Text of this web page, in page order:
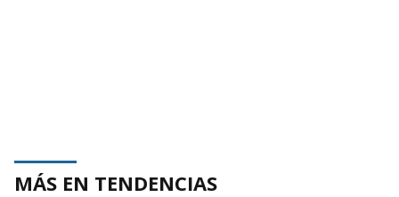
MÁS EN TENDENCIAS